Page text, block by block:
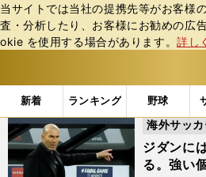
当サイトでは当社の提携先等がお客様
査・分析したり、お客様にお勧めの広
okie を使⽤する場合があります。詳し
新着 ランキング 野球
b
ス
ポ
ル
テ
「#ビセンテ・デル・ボスケ
ジダンに
る。強い
海外サッ